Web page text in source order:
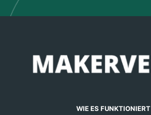
WIE ES FUNKTIONIERT